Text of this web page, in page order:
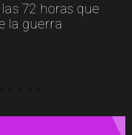
amor al cine
mujeres